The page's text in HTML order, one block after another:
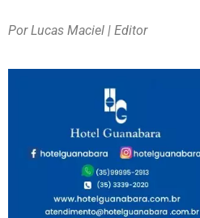
Por Lucas Maciel | Editor